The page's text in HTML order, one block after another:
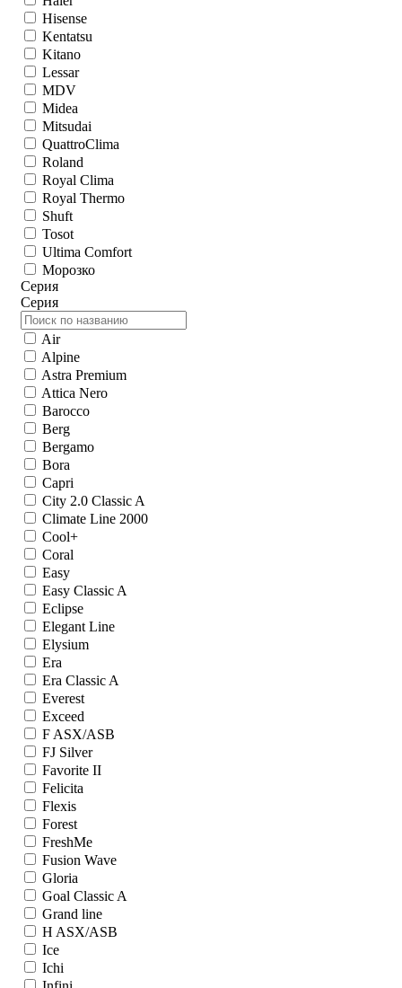
Hisense
Kentatsu
Kitano
Lessar
MDV
Midea
Mitsudai
QuattroClima
Roland
Royal Clima
Royal Thermo
Shuft
Tosot
Ultima Comfort
Морозко
Серия
Серия
Air
Alpine
Astra Premium
Attica Nero
Barocco
Berg
Bergamo
Bora
Capri
City 2.0 Classic A
Climate Line 2000
Cool+
Coral
Easy
Easy Classic A
Eclipse
Elegant Line
Elysium
Era
Era Classic A
Everest
Exceed
F ASX/ASB
FJ Silver
Favorite II
Felicita
Flexis
Forest
FreshMe
Fusion Wave
Gloria
Goal Classic A
Grand line
H ASX/ASB
Ice
Ichi